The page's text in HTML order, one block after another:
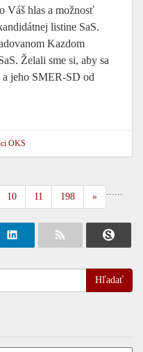
Váš hlas a možnosť
listine SaS.
Kazdom
Želali sme si, aby sa
jeho SMER-SD od
OKS
...
10 11 ...
198 »
Hľadať